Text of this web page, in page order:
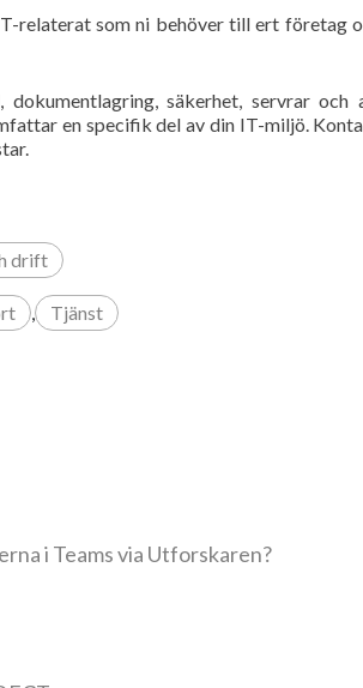
relaterat som ni behöver till ert företag
dokumentlagring, säkerhet, servrar
en specifik del av din IT-miljö.
drift
, Tjänst
i Teams via Utforskaren?